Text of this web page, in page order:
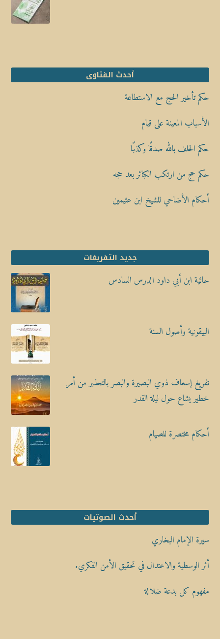
أحدث الفتاوى
حكم تأخير الحج مع الاستطاعة
الأسباب المعينة على قيام
حكم الحلف بالله صدقًا وكذبًا
حكم حج من ارتكب الكبائر بعد حجه
أحكام الأضاحي للشيخ ابن عثيمين
جديد التفريغات
حائية ابن أبي داود الدرس السادس
البيقونية وأصول السنة
تفريغ إسعاف ذوي البصيرة والبصر بالتحذير من أمر
خطير يشاع حول ليلة القدر
أحكام مختصرة للصيام
أحدث الصوتيات
سيرة الإمام البخاري
أثر الوسطية والاعتدال في تحقيق الأمن الفكري.
مفهوم كل بدعة ضلالة